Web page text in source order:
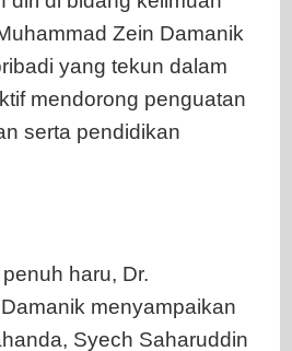
Zein Damanik
yang tekun dalam
mendorong penguatan
serta pendidikan
haru, Dr.
menyampaikan
Syech Saharuddin